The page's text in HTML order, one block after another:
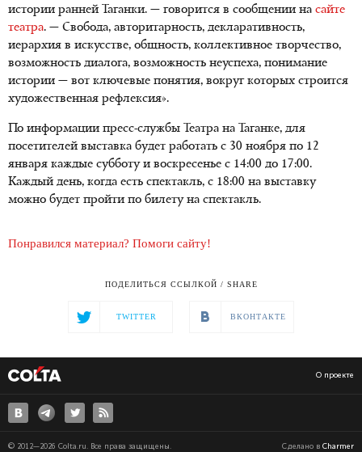
истории ранней Таганки. — говорится в сообщении на сайте
театра. — Свобода, авторитарность, декларативность,
иерархия в искусстве, общность, коллективное творчество,
возможность диалога, возможность неуспеха, понимание
истории — вот ключевые понятия, вокруг которых строится
художественная рефлексия».
По информации пресс-службы Театра на Таганке, для
посетителей выставка будет работать с 30 ноября по 12
января каждые субботу и воскресенье с 14:00 до 17:00.
Каждый день, когда есть спектакль, с 18:00 на выставку
можно будет пройти по билету на спектакль.
Понравился материал? Помоги сайту!
ПОДЕЛИТЬСЯ ССЫЛКОЙ / SHARE
TWITTER ВКОНТАКТЕ
О проекте
© 2012—2026 Colta.ru. Все права защищены. Сделано в Charmer